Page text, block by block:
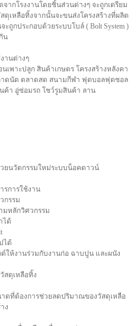
จากโรงงานโดยชิ้นส่วนต่างๆ จะถูกเตรียม
เหลือทิ้งจากนั้นจะขนส่งโครงสร้างที่ผลิต
ถูกประกอบด้วยระบบโบล์ ( Bolt System )
น
านต่างๆ
นเพาะปลูก สินค้าเกษตร โครงสร้างหลังคา
ลาดนัด ตลาดสด สนามกีฬา ฟุตบอลฟุตซอล
า อู่ซ่อมรถ โชว์รูมสินค้า ลาน
ยนวัตกรรมใหม่ระบบน็อคดาวน์
รการใช้งาน
กรรม
มหลักวิศวกรรม
ได้
ได้
ต์ให้งานร่วมกับงานก่อ ฉาบปูน และผนัง
สดุเหลือทิ้ง
าดที่ต้องการช่วยลดปริมาณของวัสดุเหลือ
ง